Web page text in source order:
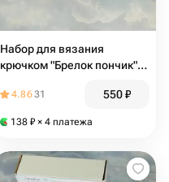
Набор для вязания
крючком "Брелок пончик",
4.8631 550₽
138 ₽ × 4 платежа